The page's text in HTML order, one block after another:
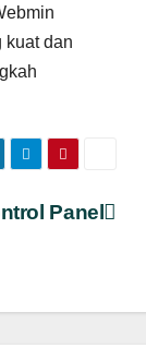
kuat dan
Panel